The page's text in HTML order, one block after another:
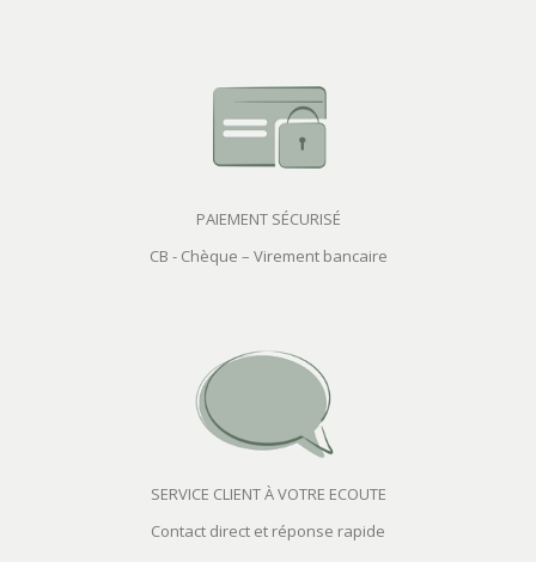
PAIEMENT SÉCURISÉ
CB - Chèque – Virement bancaire
SERVICE CLIENT À VOTRE ECOUTE
Contact direct et réponse rapide